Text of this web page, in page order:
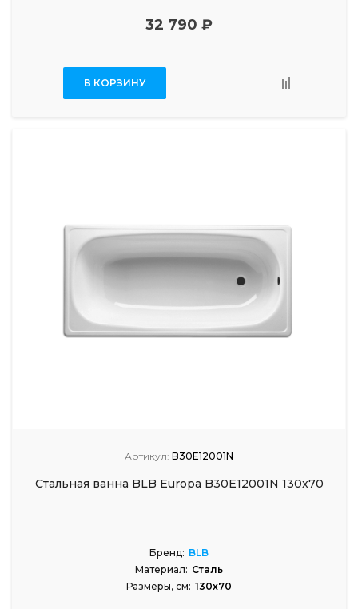
32 790 ₽
В КОРЗИНУ
Артикул: B30E12001N
Стальная ванна BLB Europa B30E12001N 130x70
Бренд: BLB
Материал: Сталь
Размеры, см: 130x70